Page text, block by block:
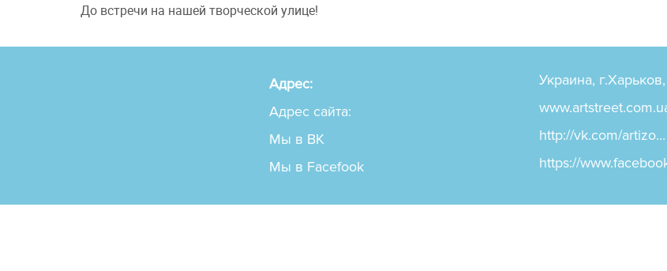
До встречи на нашей творческой улице!
Адрес:
Украина,
Адрес сайта:
Мы в ВК
http://vk.com/artizo...
Мы в Facefook
https://